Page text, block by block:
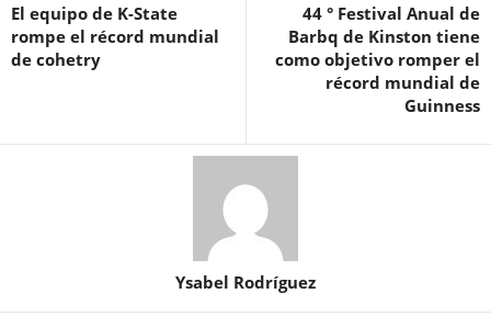
El equipo de K-State
rompe el récord mundial
de cohetry
44 ° Festival Anual de
Barbq de Kinston tiene
como objetivo romper el
récord mundial de
Guinness
Ysabel Rodríguez